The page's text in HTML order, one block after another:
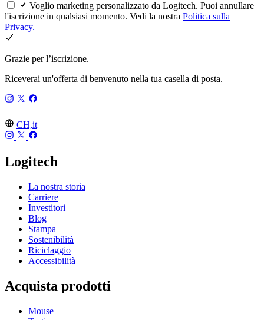
Voglio marketing personalizzato da Logitech. Puoi annullare
l'iscrizione in qualsiasi momento. Vedi la nostra Politica sulla
Privacy.
Grazie per l’iscrizione.
Riceverai un'offerta di benvenuto nella tua casella di posta.
CH,it
Logitech
La nostra storia
Carriere
Investitori
Blog
Stampa
Sostenibilità
Riciclaggio
Accessibilità
Acquista prodotti
Mouse